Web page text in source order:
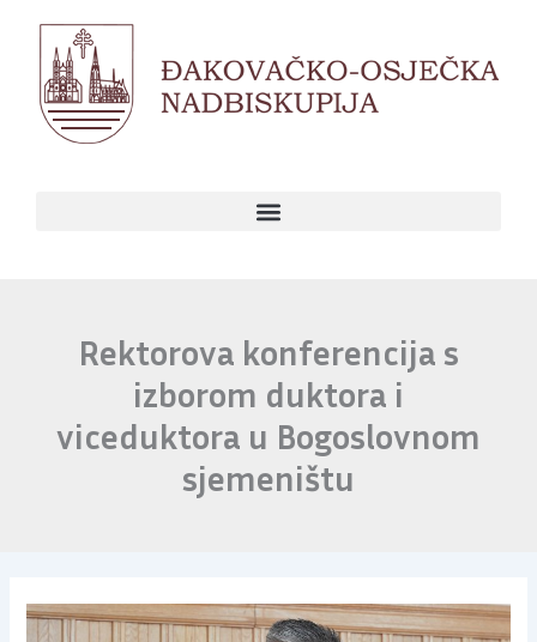
content
Rektorova konferencija s
izborom duktora i
viceduktora u Bogoslovnom
sjemeništu